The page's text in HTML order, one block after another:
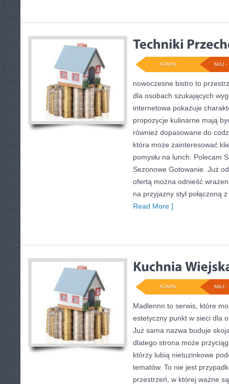
MAJ -
ADMIN
nowoczesne bistro to
dla osobach szukających
internetowa pokazuje
propozycje kulinarne mają
również dopasowane do
która może zainteresować
pomysłu na lunch. Polecam
Sezonowe Gotowanie. Już
ofertą można odnieść
na przyjazny styl połączoną
Read More ]
MAJ -
ADMIN
Madlennn to serwis, które
estetyczny punkt w sieci dla
Już sama nazwa buduje
dlatego strona może
którzy lubią nietuzinkowe
tematów. To nie jest
przestrzeń, w której ważne